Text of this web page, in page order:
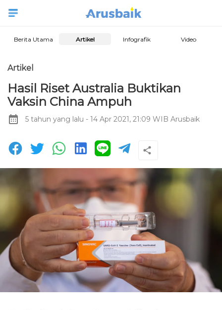
Berita Utama Artikel Infografik Video
Artikel
Hasil Riset Australia Buktikan
Vaksin China Ampuh
5 tahun yang lalu - 14 Apr 2021, 21:09 WIB Arusbaik